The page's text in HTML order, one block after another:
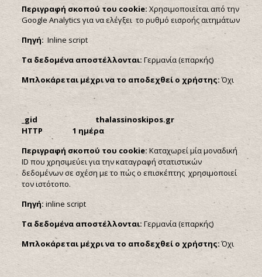
Περιγραφή σκοπού του cookie: Χρησιμοποιείται από την
Google Analytics για να ελέγξει το ρυθμό εισροής αιτημάτων
Πηγή: Inline script
Τα δεδομένα αποστέλλονται: Γερμανία (επαρκής)
Μπλοκάρεται μέχρι να το αποδεχθεί ο χρήστης:Όχι
gid thalassinoskipos.gr
HTTP 1 ημέρα
Περιγραφή σκοπού του cookie: Καταχωρεί μία μοναδική
ID που χρησιμεύει για την καταγραφή στατιστικών
δεδομένων σε σχέση με το πώς ο επισκέπτης χρησιμοποιεί
τον ιστότοπο.
Πηγή: inline script
Τα δεδομένα αποστέλλονται: Γερμανία (επαρκής)
Μπλοκάρεται μέχρι να το αποδεχθεί ο χρήστης:Όχι